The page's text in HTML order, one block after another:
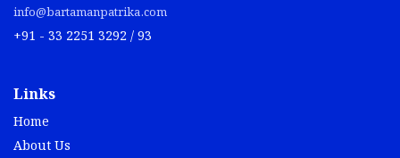
info@bartamanpatrika.com
+91 - 33 2251 3292 / 93
Links
Home
About Us